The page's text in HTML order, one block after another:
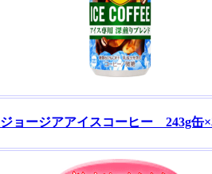
ジョージアアイスコーヒー 243g缶